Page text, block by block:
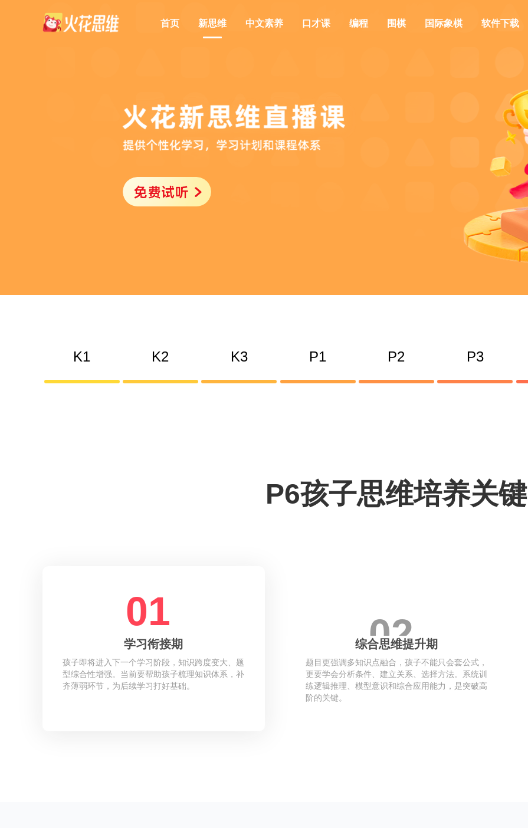
首页 新思维 中文素养 口才课 编程 围棋 国际象棋 软件下载
K1 K2 K3 P1 P2 P3
P6孩子思维培养关键
01
学习衔接期
孩子即将进入下一个学习阶段，知识跨度变大、题
型综合性增强。当前要帮助孩子梳理知识体系，补
齐薄弱环节，为后续学习打好基础。
02
综合思维提升期
题目更强调多知识点融合，孩子不能只会套公式，
更要学会分析条件、建立关系、选择方法。系统训
练逻辑推理、模型意识和综合应用能力，是突破高
阶的关键。